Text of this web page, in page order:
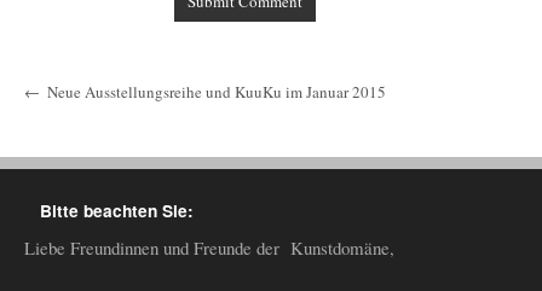
← Neue Ausstellungsreihe und KuuKu im Januar 2015
Bitte beachten Sie:
Liebe Freundinnen und Freunde der Kunstdomäne,